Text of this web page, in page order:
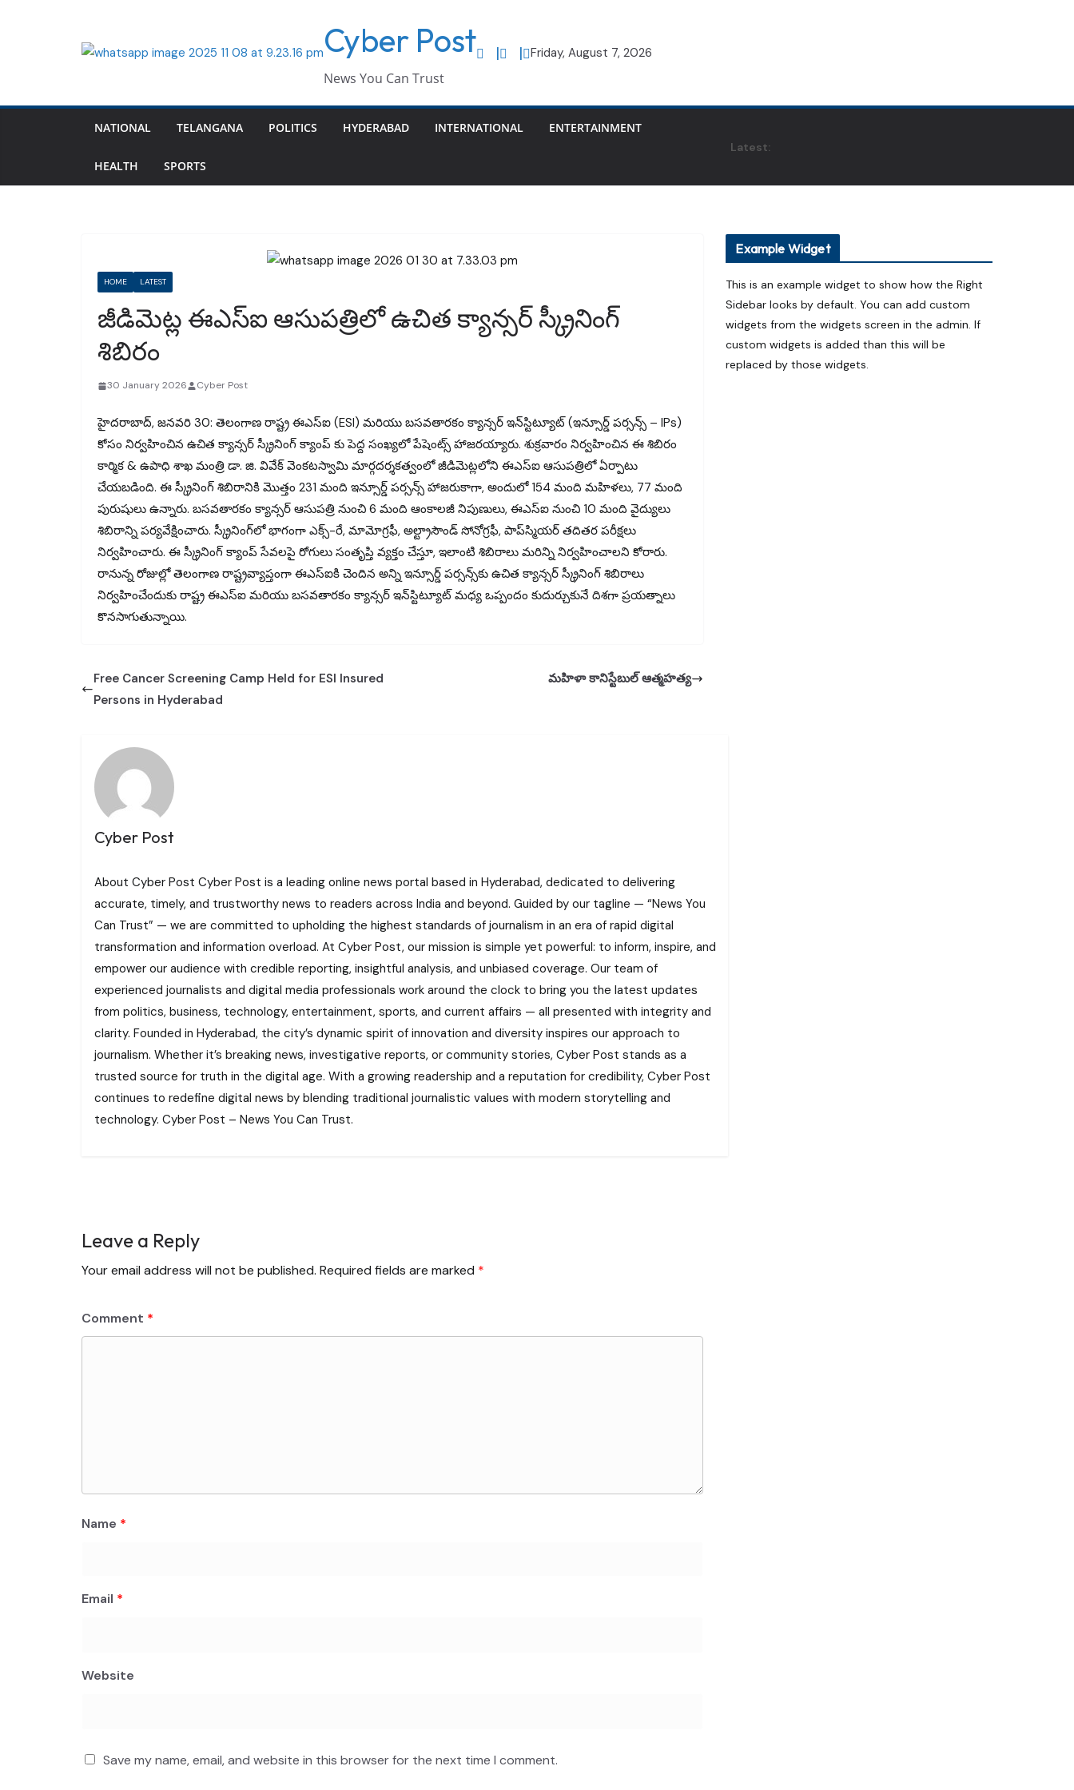
Cyber Post
News You Can Trust
Friday, August 7, 2026
NATIONAL TELANGANA POLITICS HYDERABAD INTERNATIONAL ENTERTAINMENT
HEALTH SPORTS
Latest:
HOME LATEST
జీడిమెట్ల ఈఎస్‌ఐ ఆసుపత్రిలో ఉచిత క్యాన్సర్ స్క్రీనింగ్
శిబిరం
30 January 2026 Cyber Post
హైదరాబాద్, జనవరి 30: తెలంగాణ రాష్ట్ర ఈఎస్‌ఐ (ESI) మరియు బసవతారకం క్యాన్సర్ ఇన్‌స్టిట్యూట్ (ఇన్సూర్డ్ పర్సన్స్ – IPs)
కోసం నిర్వహించిన ఉచిత క్యాన్సర్ స్క్రీనింగ్ క్యాంప్ కు పెద్ద సంఖ్యలో పేషెంట్స్ హాజరయ్యారు. శుక్రవారం నిర్వహించిన ఈ శిబిరం
కార్మిక & ఉపాధి శాఖ మంత్రి డా. జి. వివేక్ వెంకటస్వామి మార్గదర్శకత్వంలో జీడిమెట్లలోని ఈఎస్‌ఐ ఆసుపత్రిలో ఏర్పాటు
చేయబడింది. ఈ స్క్రీనింగ్ శిబిరానికి మొత్తం 231 మంది ఇన్సూర్డ్ పర్సన్స్ హాజరుకాగా, అందులో 154 మంది మహిళలు, 77 మంది
పురుషులు ఉన్నారు. బసవతారకం క్యాన్సర్ ఆసుపత్రి నుంచి 6 మంది ఆంకాలజీ నిపుణులు, ఈఎస్‌ఐ నుంచి 10 మంది వైద్యులు
శిబిరాన్ని పర్యవేక్షించారు. స్క్రీనింగ్‌లో భాగంగా ఎక్స్-రే, మామోగ్రఫీ, అల్ట్రాసౌండ్ సోనోగ్రఫీ, పాప్‌స్మియర్ తదితర పరీక్షలు
నిర్వహించారు. ఈ స్క్రీనింగ్ క్యాంప్ సేవలపై రోగులు సంతృప్తి వ్యక్తం చేస్తూ, ఇలాంటి శిబిరాలు మరిన్ని నిర్వహించాలని కోరారు.
రానున్న రోజుల్లో తెలంగాణ రాష్ట్రవ్యాప్తంగా ఈఎస్‌ఐకి చెందిన అన్ని ఇన్సూర్డ్ పర్సన్స్‌కు ఉచిత క్యాన్సర్ స్క్రీనింగ్ శిబిరాలు
నిర్వహించేందుకు రాష్ట్ర ఈఎస్‌ఐ మరియు బసవతారకం క్యాన్సర్ ఇన్‌స్టిట్యూట్ మధ్య ఒప్పందం కుదుర్చుకునే దిశగా ప్రయత్నాలు
కొనసాగుతున్నాయి.
Free Cancer Screening Camp Held for ESI Insured
Persons in Hyderabad
మహిళా కానిస్టేబుల్ ఆత్మహత్య
Cyber Post
About Cyber Post Cyber Post is a leading online news portal based in Hyderabad, dedicated to delivering
accurate, timely, and trustworthy news to readers across India and beyond. Guided by our tagline — “News You
Can Trust” — we are committed to upholding the highest standards of journalism in an era of rapid digital
transformation and information overload. At Cyber Post, our mission is simple yet powerful: to inform, inspire, and
empower our audience with credible reporting, insightful analysis, and unbiased coverage. Our team of
experienced journalists and digital media professionals work around the clock to bring you the latest updates
from politics, business, technology, entertainment, sports, and current affairs — all presented with integrity and
clarity. Founded in Hyderabad, the city’s dynamic spirit of innovation and diversity inspires our approach to
journalism. Whether it’s breaking news, investigative reports, or community stories, Cyber Post stands as a
trusted source for truth in the digital age. With a growing readership and a reputation for credibility, Cyber Post
continues to redefine digital news by blending traditional journalistic values with modern storytelling and
technology. Cyber Post – News You Can Trust.
Leave a Reply
Your email address will not be published. Required fields are marked *
Comment *
Name *
Email *
Website
Save my name, email, and website in this browser for the next time I comment.
Example Widget
This is an example widget to show how the Right
Sidebar looks by default. You can add custom
widgets from the widgets screen in the admin. If
custom widgets is added than this will be
replaced by those widgets.